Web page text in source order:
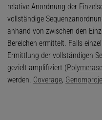
relative Anordnung der
vollständige
anhand von zwischen den
Bereichen ermittelt. Falls
Ermittlung der vollständigen
gezielt amplifiziert (
werden. Coverage,